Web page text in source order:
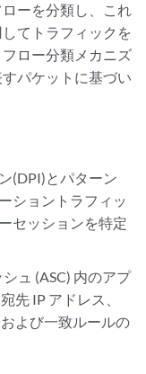
ーを分類し、これ
てトラフィックを
ロー分類メカニズ
パケットに基づい
(DPI)とパターン
ショントラフィッ
セッションを特定
ュ (ASC) 内のアプ
先 IP アドレス、
よび一致ルールの